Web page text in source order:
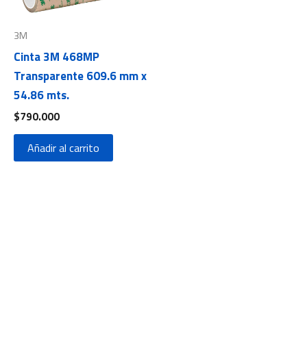
3M
Cinta 3M 468MP
Transparente 609.6 mm x
54.86 mts.
$790.000
Añadir al carrito